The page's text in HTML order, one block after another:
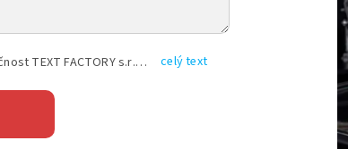
Vyplněním shora uvedených údajů beru na vědomí, že společnost TEXT FACTORY s.r.o., sídlem Brno, Durďákova 336/29, Černá Pole, PSČ: 613 00, IČ: 06157831, zapsané u Krajského soudu v Brně, oddíl C, vložka 100399, bude zpracovávat mé osobní údaje uvedené v rámci mnou vyplněného registračního formuláře na základě oprávněných zájmů TEXT FACTORY s.r.o. dle čl. 6 odst. 1 písm. f) GDPR a pro splnění právních povinností (čl. 6 odst. 1 písm. c) GDPR), a to pro tyto účely: nezbytnost zajistit oprávnění návštěvníka webových stránek provozovaných společností TEXT FACTORY s.r.o. přispívat aktivně ke zveřejněným článkům nebo v rámci diskusních fór a výkon práv TEXT FACTORY s.r.o. jako administrátora těchto diskusních fór. Více informací o zpracování osobních údajů a právech lze nalézt v celý text